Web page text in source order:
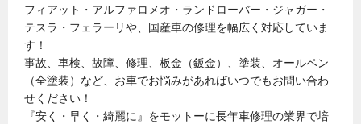
フィアット・アルファロメオ・ランドローバー・ジャガー・
テスラ・フェラーリや、国産車の修理を幅広く対応していま
す！
事故、車検、故障、修理、板金（鈑金）、塗装、オールペン
（全塗装）など、お車でお悩みがあればいつでもお問い合わ
せください！
『安く・早く・綺麗に』をモットーに長年車修理の業界で培